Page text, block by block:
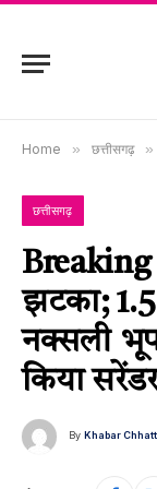
Home » छत्तीसगढ़ »
छत्तीसगढ़
झटका;
नक्सली
किया
By Khabar